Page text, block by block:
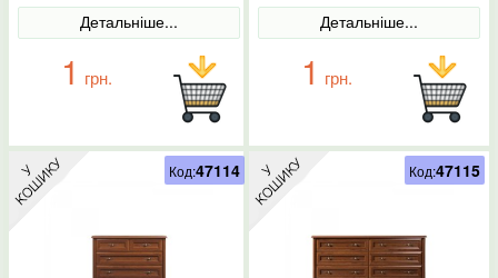
Детальніше...
1 грн.
Детальніше...
1 грн.
Код:47114 Код:47115